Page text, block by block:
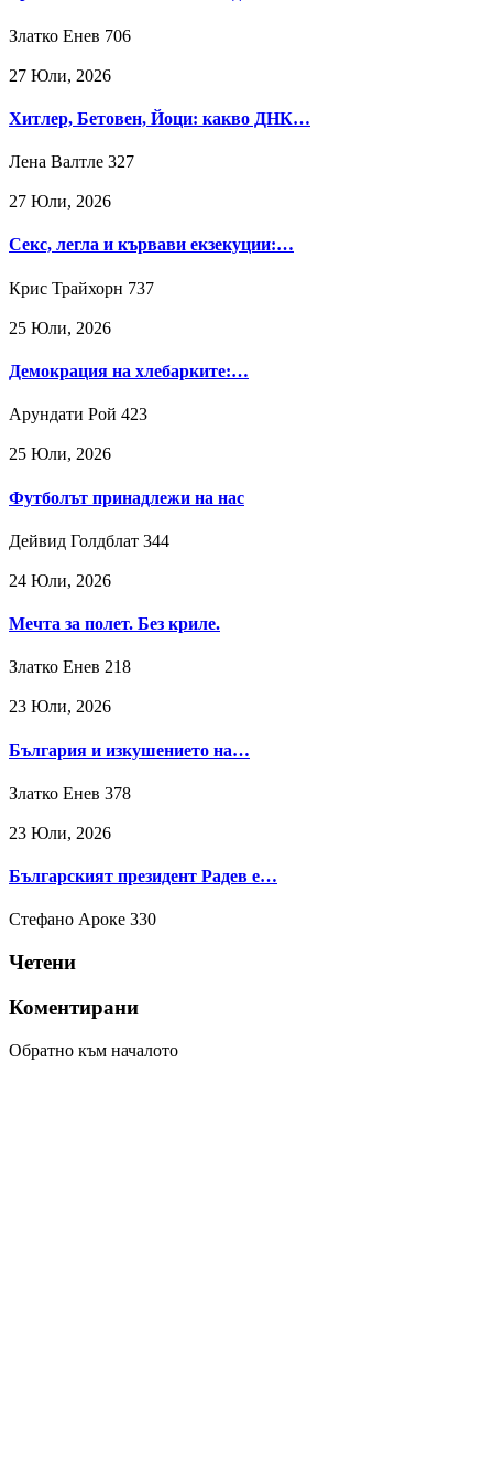
Златко Енев 706
27 Юли, 2026
Хитлер, Бетовен, Йоци: какво ДНК…
Лена Валтле 327
27 Юли, 2026
Секс, легла и кървави екзекуции:…
Крис Трайхорн 737
25 Юли, 2026
Демокрация на хлебарките:…
Арундати Рой 423
25 Юли, 2026
Футболът принадлежи на нас
Дейвид Голдблат 344
24 Юли, 2026
Мечта за полет. Без криле.
Златко Енев 218
23 Юли, 2026
България и изкушението на…
Златко Енев 378
23 Юли, 2026
Българският президент Радев е…
Стефано Ароке 330
Четени
Коментирани
Обратно към началото